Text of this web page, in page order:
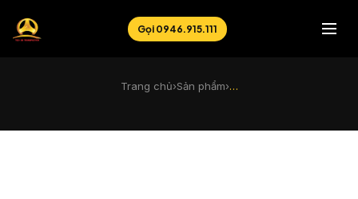
Gọi 0946.915.111
Trang chủ›Sản phẩm›…